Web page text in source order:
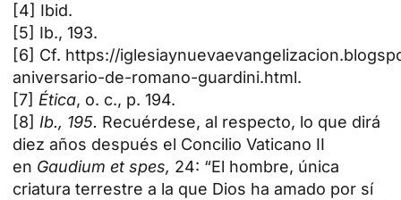
[4] Ibid.
[5] Ib., 193.
[6] Cf. https://
aniversario-de-romano-guardini.html.
[7] Ética, o. c., p. 194.
[8] Ib., 195. Recuérdese, al respecto, lo que dirá
diez años después el Concilio Vaticano II
en Gaudium et spes, 24: “El hombre, única
criatura terrestre a la que Dios ha amado por sí